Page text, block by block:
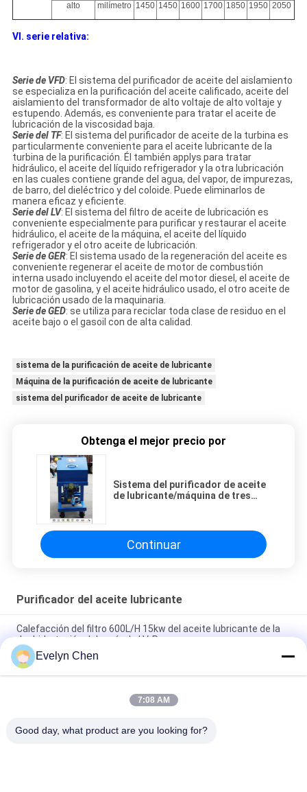
alto
milímetro 1450 1450 1600 1700 1850 1950 2050
VI. serie relativa:
Serie de VFD: El sistema del purificador de aceite del aislamiento
se especializa en la purificación del aceite calificado, aceite del
aislamiento del transformador de alto voltaje de alto voltaje y
estupendo. Además, es conveniente para tratar el aceite de
lubricación de la viscosidad baja.
Serie del TF: El sistema del purificador de aceite de la turbina es
particularmente conveniente para el aceite lubricante de la
turbina de la purificación. Él también applys para tratar
hidráulico, el aceite del líquido refrigerador y la otra lubricación
en las cuales contiene grande del agua, del vapor, de impurezas,
de barro, del dieléctrico y del coloide. Puede eliminarlos de
manera eficaz y eficiente.
Serie del LV: El sistema del filtro de aceite de lubricación es
conveniente especialmente para purificar y restaurar el aceite
hidráulico, el aceite de la máquina, el aceite del líquido
refrigerador y el otro aceite de lubricación.
Serie de GER: El sistema usado de la regeneración del aceite es
conveniente regenerar el aceite de motor de combustión
interna usado incluyendo el aceite del motor diesel, el aceite de
motor de gasolina, y el aceite hidráulico usado, el otro aceite de
lubricación usado de la maquinaria.
Serie de GED: se utiliza para reciclar toda clase de residuo en el
aceite bajo o el gasoil con de alta calidad.
sistema de la purificación de aceite de lubricante
Máquina de la purificación de aceite de lubricante
sistema del purificador de aceite de lubricante
Obtenga el mejor precio por
Sistema del purificador de aceite
de lubricante/máquina de tres
Continuar
Purificador del aceite lubricante
Calefacción del filtro 600L/H 15kw del aceite lubricante de la
deshidratación del vacío de LV-P
Purificador ligero del aceite lubricante con la estructura de
acero inoxidable 50Hz
Máquina de purificación de aceite resistente al fuego para el
Evelyn Chen
7:08 AM
Good day, what product are you looking for?